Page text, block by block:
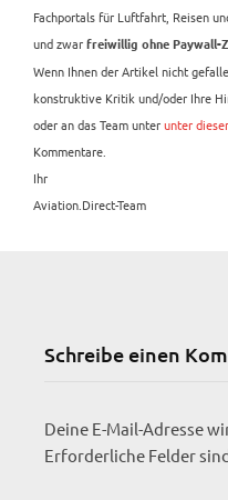
Fachportals für Luftfahrt, Reisen
und zwar freiwillig ohne Paywall-
Wenn Ihnen der Artikel nicht
konstruktive Kritik und/oder Ihre
oder an das Team unterunter
Kommentare.
Ihr
Aviation.Direct-Team
Schreibe einen
Deine E-Mail-Adresse
Erforderliche Felder